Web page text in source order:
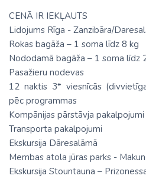
CENĀ IR IEKĻAUTS
Lidojums Rīga - Zanzibāra/
Rokas bagāža – 1 soma līdz 8 kg
Nododamā bagāža – 1 soma līdz
Pasažieru nodevas
12 naktis 3* viesnīcās
pēc programmas
Kompānijas pārstāvja pakalpojumi
Transporta pakalpojumi
Ekskursija Dāresalāmā
Membas atola jūras parks -
Ekskursija Stountauna –